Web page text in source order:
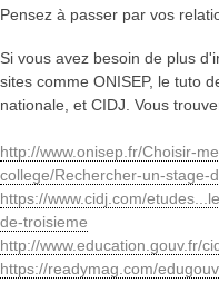
Pensez à passer par vos
Si vous avez besoin de plus
sites comme ONISEP, le tuto
nationale, et CIDJ. Vous
http://www.onisep.fr/Choisir-
college/Rechercher-un-stage-
https://www.cidj.com/
de-troisieme
http://www.education.gouv.fr/
https://readymag.com/